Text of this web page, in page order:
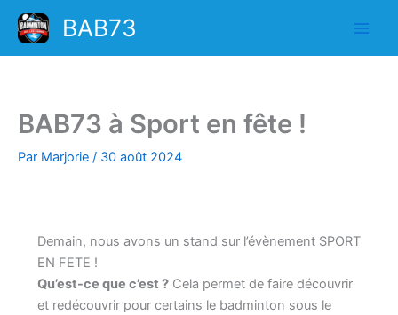
Aller
contenu
BAB73
BAB73 à Sport en fête !
Par Marjorie / 30 août 2024
Demain, nous avons un stand sur l’évènement SPORT
EN FETE !
Qu’est-ce que c’est ?Cela permet de faire découvrir
et redécouvrir pour certains le badminton sous le